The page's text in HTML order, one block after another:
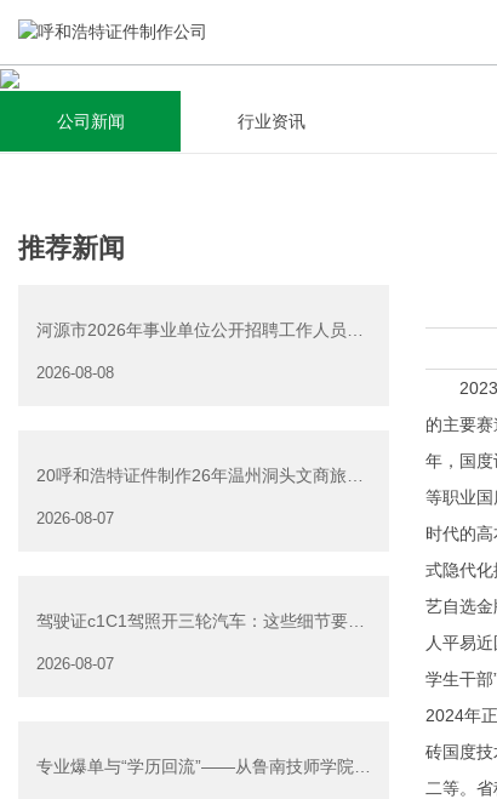
关于我们
集研发，设计，制造，安装于一体，多元化的定制需求，为上
千家企业提供过专业定制服务！
查看详情
新闻资讯
全自动流水线规模化生产，准时按期交货，年生产能力超过
40W万方米以上，拥有遍布全国的商务合作伙伴和较为完善的
查看详情
公司新闻 行业资讯
推荐新闻
河源市2026年事业单位公开招聘工作人员
2026-08-08
20呼和浩特证件制作26年温州洞头文商旅游
2026-08-07
驾驶证c1C1驾照开三轮汽车：这些细节要注
2026-08-07
专业爆单与“学历回流”——从鲁南技师学院透
的主要
年，国
等职业
时代的
式隐代
艺自选
人平易
学生干部
2024年
砖国度
二等。